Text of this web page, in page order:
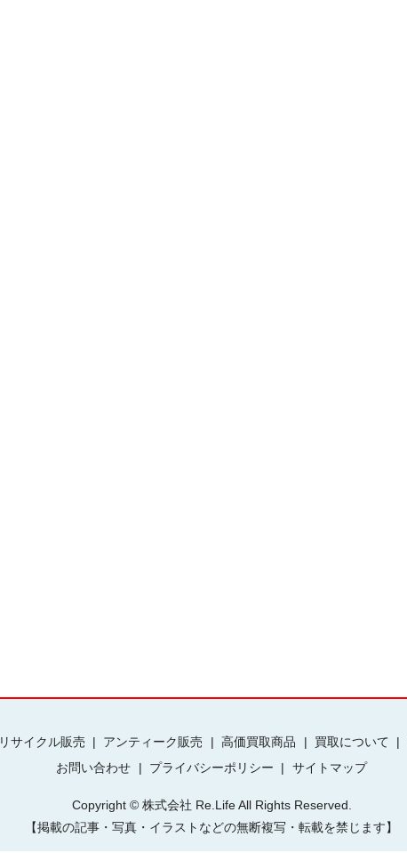
リサイクル販売 アンティーク販売 高価買取商品 買取について
お問い合わせ
プライバシーポリシー サイトマップ
Copyright © 株式会社 Re.Life All Rights Reserved.
【掲載の記事・写真・イラストなどの無断複写・転載を禁じます】